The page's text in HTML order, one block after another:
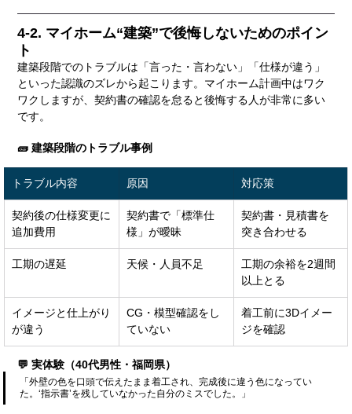
4-2. マイホーム“建築”で後悔しないためのポイン
ト
建築段階でのトラブルは「言った・言わない」「仕様が違う」
といった認識のズレから起こります。マイホーム計画中はワク
ワクしますが、契約書の確認を怠ると後悔する人が非常に多い
です。
🧱 建築段階のトラブル事例
トラブル内容 原因 対応策
契約後の仕様変更に
追加費用
契約書で「標準仕
様」が曖昧
契約書・見積書を
突き合わせる
工期の遅延 天候・人員不足
工期の余裕を2週間
以上とる
イメージと仕上がり
が違う
CG・模型確認をし
ていない
着工前に3Dイメー
ジを確認
💬 実体験（40代男性・福岡県）
「外壁の色を口頭で伝えたまま着工され、完成後に違う色になってい
た。‘指示書’を残していなかった自分のミスでした。」